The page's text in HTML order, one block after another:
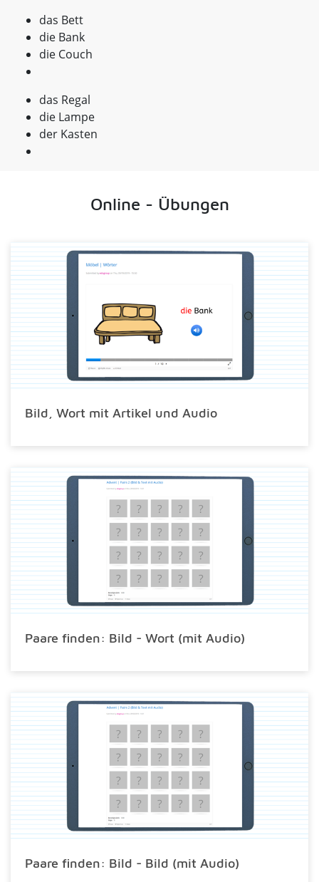
das Bett
die Bank
die Couch
das Regal
die Lampe
der Kasten
Online - Übungen
Bild, Wort mit Artikel und Audio
Paare finden: Bild - Wort (mit Audio)
Paare finden: Bild - Bild (mit Audio)